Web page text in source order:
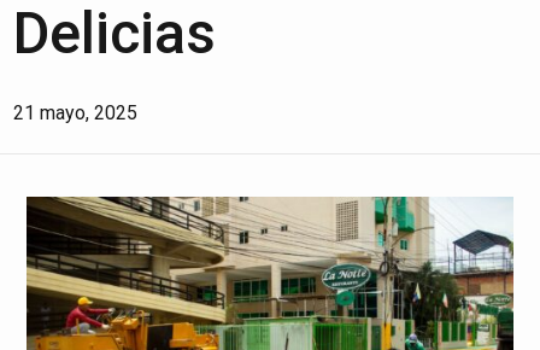
Delicias
21 mayo, 2025